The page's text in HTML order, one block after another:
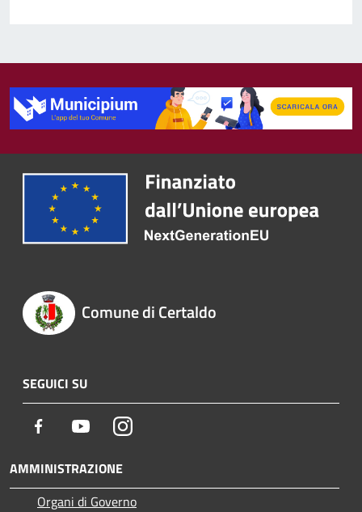
Comune di Certaldo
SEGUICI SU
Facebook YoutubeInstagram
AMMINISTRAZIONE
Organi di Governo